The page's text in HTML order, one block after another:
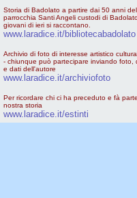
Storia di Badolato a partire dai 50 anni
parrocchia Santi Angeli custodi di
giovani di ieri si raccontano.
www.laradice.it/bibliotecabadolato
Archivio di foto di interesse artistico
- chiunque può partecipare inviando foto,
e dati dell'autore
www.laradice.it/archiviofoto
Per ricordare chi ci ha preceduto e fà
nostra storia
www.laradice.it/estinti